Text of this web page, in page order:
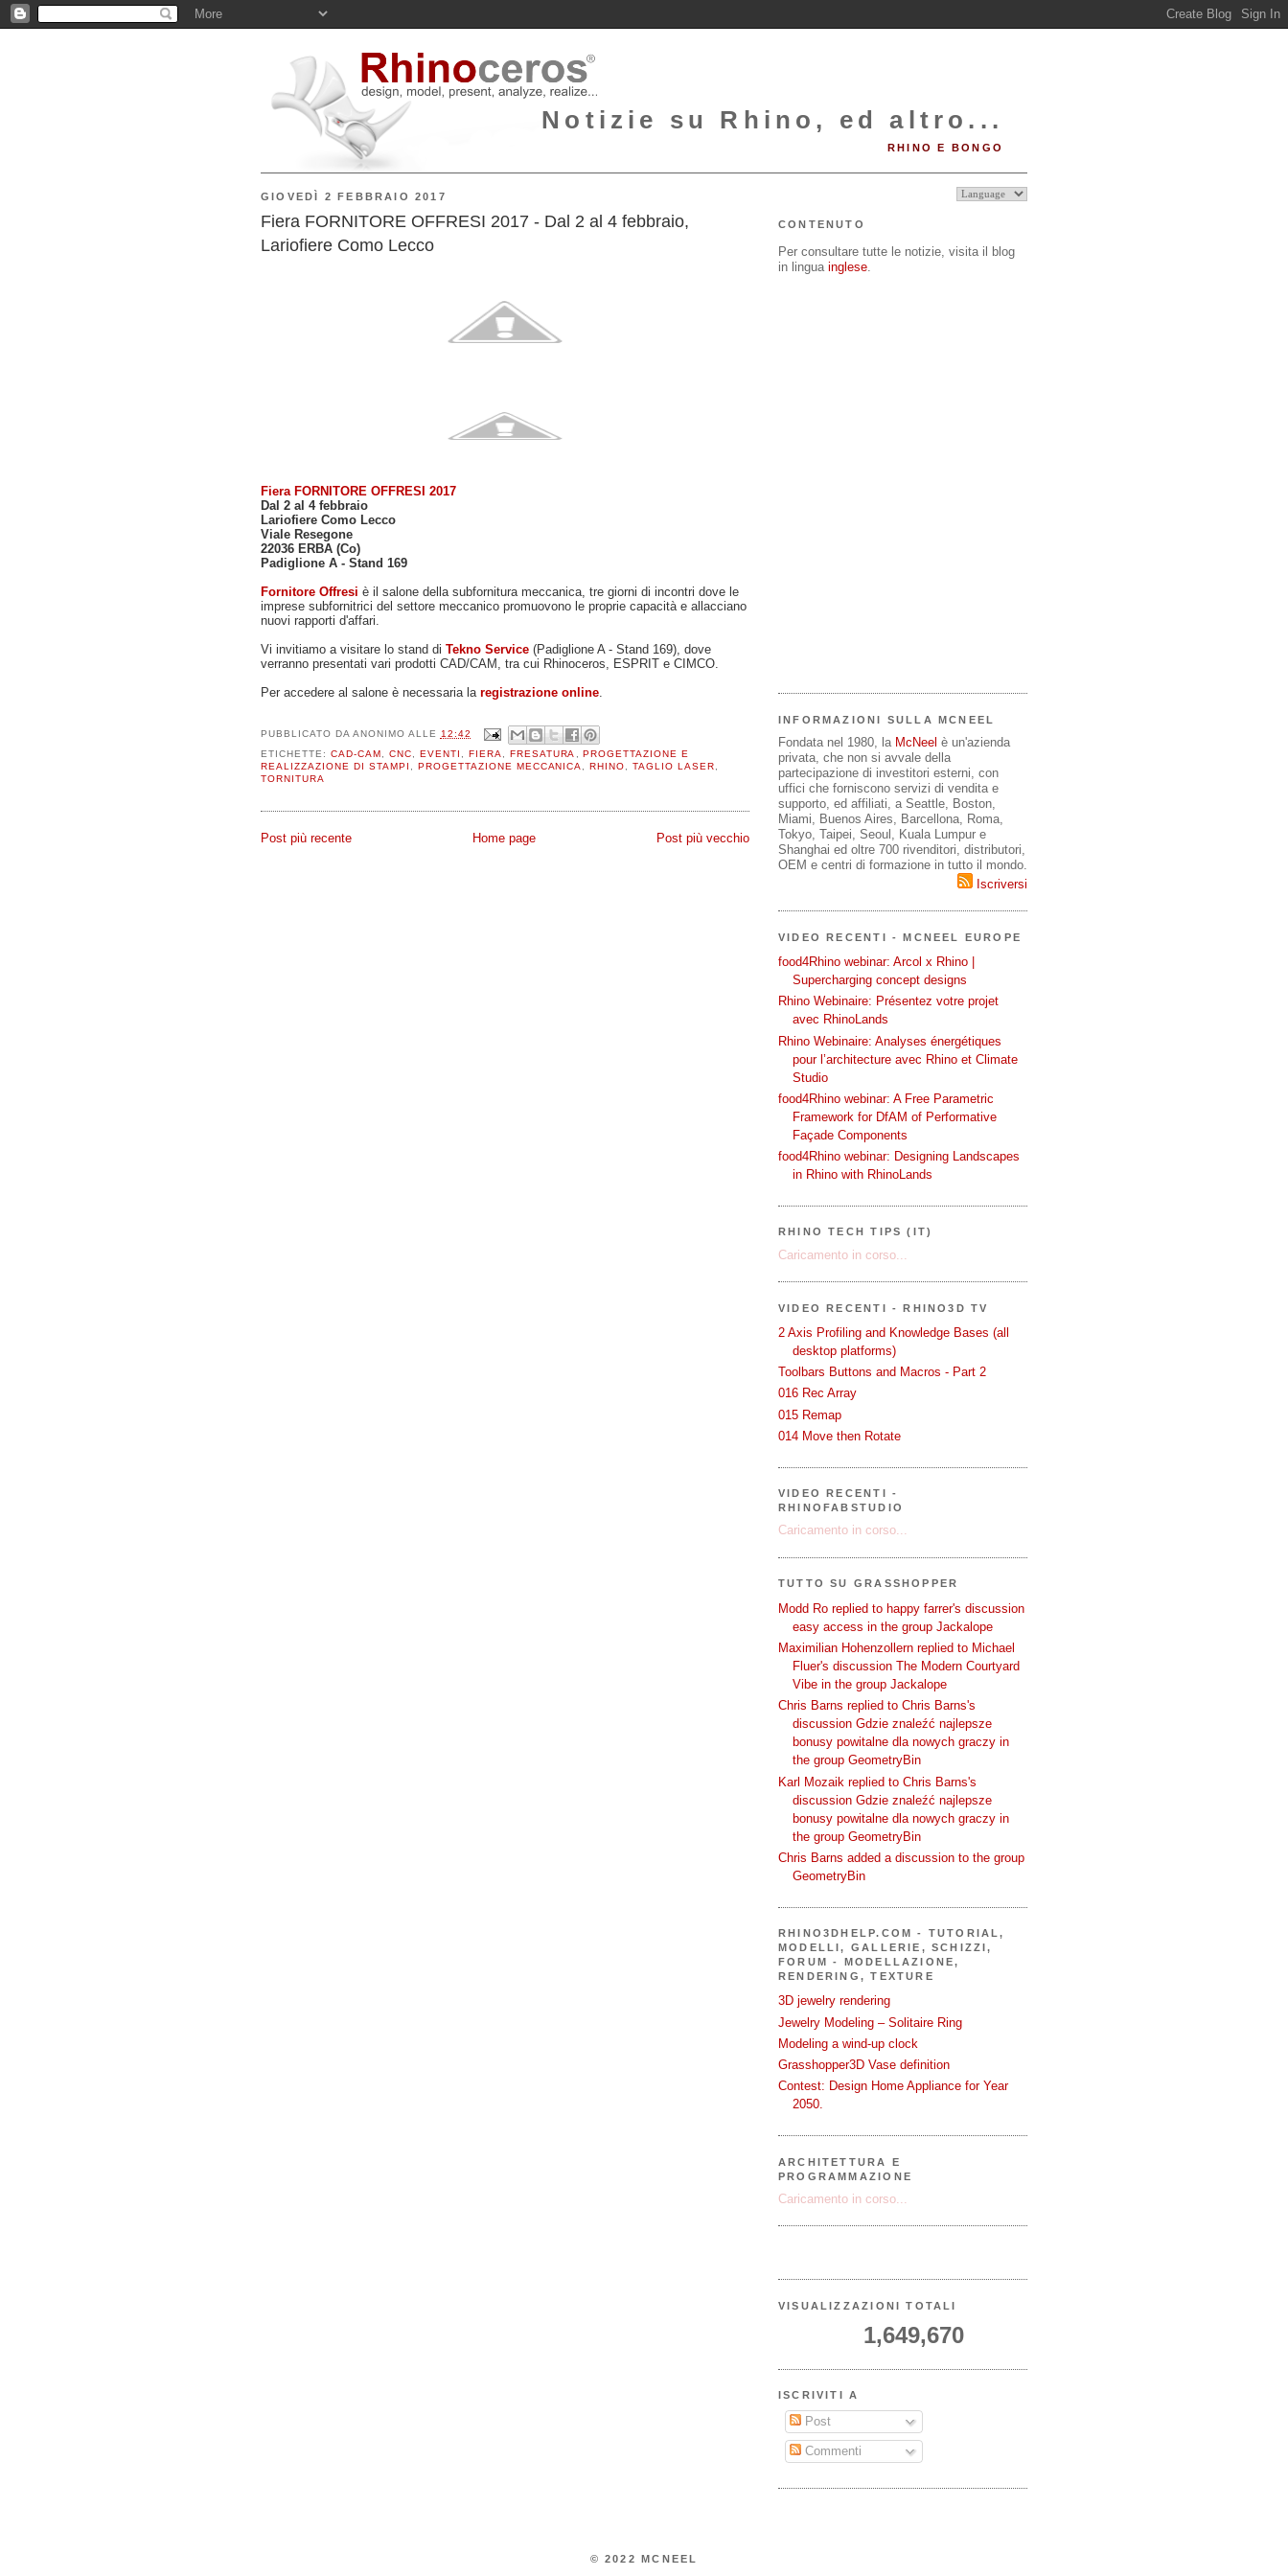
Notizie su Rhino, ed altro...
RHINO E BONGO
GIOVEDÌ 2 FEBBRAIO 2017
Fiera FORNITORE OFFRESI 2017 - Dal 2 al 4 febbraio,
Lariofiere Como Lecco
Fiera FORNITORE OFFRESI 2017
Dal 2 al 4 febbraio
Lariofiere Como Lecco
Viale Resegone
22036 ERBA (Co)
Padiglione A - Stand 169
Fornitore Offresi è il salone della subfornitura meccanica, tre giorni di incontri dove le
imprese subfornitrici del settore meccanico promuovono le proprie capacità e allacciano
nuovi rapporti d'affari.
Vi invitiamo a visitare lo stand di Tekno Service (Padiglione A - Stand 169), dove
verranno presentati vari prodotti CAD/CAM, tra cui Rhinoceros, ESPRIT e CIMCO.
Per accedere al salone è necessaria la registrazione online.
PUBBLICATO DA ANONIMO ALLE
12:42
ETICHETTE: CAD-CAM , CNC, EVENTI , FIERA, FRESATURA , PROGETTAZIONE E
REALIZZAZIONE DI STAMPI , PROGETTAZIONE MECCANICA, RHINO,TAGLIO LASER,
TORNITURA
Post più recente Post più vecchio
Home page
CONTENUTO
Per consultare tutte le notizie, visita il blog
in lingua inglese
INFORMAZIONI SULLA MCNEEL
Fondata nel 1980, la McNeel è un'azienda
privata, che non si avvale della
partecipazione di investitori esterni, con
uffici che forniscono servizi di vendita e
supporto, ed affiliati, a Seattle, Boston,
Miami, Buenos Aires, Barcellona, Roma,
Tokyo, Taipei, Seoul, Kuala Lumpur e
Shanghai ed oltre 700 rivenditori, distributori,
OEM e centri di formazione in tutto il mondo.
Iscriversi
VIDEO RECENTI - MCNEEL EUROPE
food4Rhino webinar: Arcol x Rhino |
Supercharging concept designs
Rhino Webinaire: Présentez votre projet
avec RhinoLands
Rhino Webinaire: Analyses énergétiques
pour l’architecture avec Rhino et Climate
Studio
food4Rhino webinar: A Free Parametric
Framework for DfAM of Performative
Façade Components
food4Rhino webinar: Designing Landscapes
in Rhino with RhinoLands
RHINO TECH TIPS (IT)
Caricamento in corso...
VIDEO RECENTI - RHINO3D TV
2 Axis Profiling and Knowledge Bases (all
desktop platforms)
Toolbars Buttons and Macros - Part 2
016 Rec Array
015 Remap
014 Move then Rotate
VIDEO RECENTI -
RHINOFABSTUDIO
Caricamento in corso...
TUTTO SU GRASSHOPPER
Modd Ro replied to happy farrer's discussion
easy access in the group Jackalope
Maximilian Hohenzollern replied to Michael
Fluer's discussion The Modern Courtyard
Vibe in the group Jackalope
Chris Barns replied to Chris Barns's
discussion Gdzie znaleźć najlepsze
bonusy powitalne dla nowych graczy in
the group GeometryBin
Karl Mozaik replied to Chris Barns's
discussion Gdzie znaleźć najlepsze
bonusy powitalne dla nowych graczy in
the group GeometryBin
Chris Barns added a discussion to the group
GeometryBin
RHINO3DHELP.COM - TUTORIAL,
MODELLI, GALLERIE, SCHIZZI,
FORUM - MODELLAZIONE,
RENDERING, TEXTURE
3D jewelry rendering
Jewelry Modeling – Solitaire Ring
Modeling a wind-up clock
Grasshopper3D Vase definition
Contest: Design Home Appliance for Year
2050.
ARCHITETTURA E
PROGRAMMAZIONE
Caricamento in corso...
VISUALIZZAZIONI TOTALI
1,649,670
ISCRIVITI A
Post
Commenti
© 2022 MCNEEL